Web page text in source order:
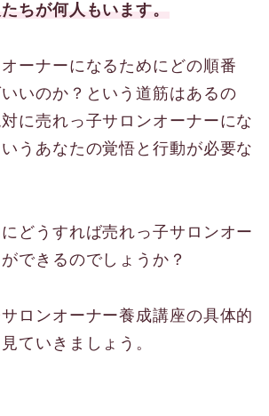
ちが何人もいます。
ーナーになるためにどの順番
いのか？という道筋はあるの
に売れっ子サロンオーナーにな
うあなたの覚悟と行動が必要な
どうすれば売れっ子サロンオー
できるのでしょうか？
ロンオーナー養成講座の具体的
ていきましょう。